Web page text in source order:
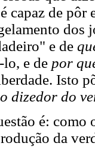
capaz de pôr
dos
e de
lo, e de por
Isto
dizedor do
é: como
da